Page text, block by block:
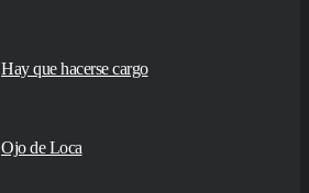
Hay que hacerse cargo
Ojo de Loca